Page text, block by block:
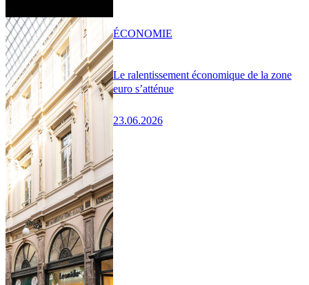
Le ralentissement économique de la zone
euro s’atténue
23.06.2026
ÉCONOMIE